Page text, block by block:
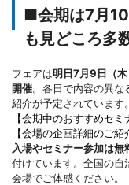
■会期は7月
も見どころ多
フェアは明日7月9日（
開催。各日で内容の異
紹介が予定されています。
【会期中のおすすめセ
【会場の企画詳細のご紹
入場やセミナー参加は無
付けています。全国の自
会場でご体感ください。